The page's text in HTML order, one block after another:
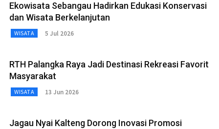
Ekowisata Sebangau Hadirkan Edukasi Konservasi
dan Wisata Berkelanjutan
WISATA 5 Jul 2026
RTH Palangka Raya Jadi Destinasi Rekreasi Favorit
Masyarakat
WISATA 13 Jun 2026
Jagau Nyai Kalteng Dorong Inovasi Promosi